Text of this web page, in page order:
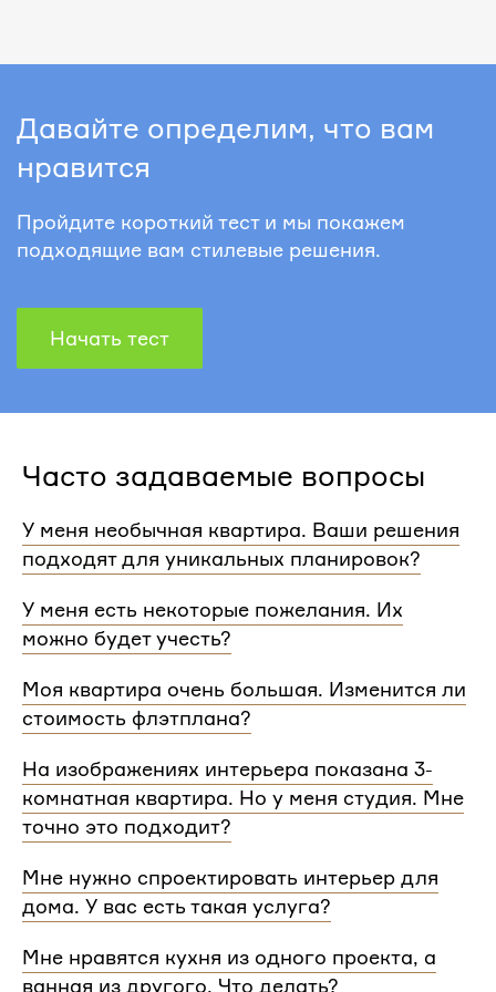
Давайте определим, что вам
нравится
Пройдите короткий тест и мы покажем
подходящие вам стилевые решения.
Начать тест
Часто задаваемые вопросы
У меня необычная квартира. Ваши решения
подходят для уникальных планировок?
планировки и учтем особенности вашей
квартиры.
У меня есть некоторые пожелания. Их
можно будет учесть?
согласуем с вами планировочное решение,
расстановку мебели и важные детали. Вы
дизайнером Flatplan
Моя квартира очень большая. Изменится ли
стоимость флэтплана?
площади. Однако если у вас многоэтажный дом
или квартира, нужно будет купить флэтплан для
каждого этажа.
На изображениях интерьера показана 3-
комнатная квартира. Но у меня студия. Мне
точно это подходит?
и учитываем все детали. Любой стиль интерьера
на нашем сайте может быть адаптирован для
количеством комнат
Мне нужно спроектировать интерьер для
дома. У вас есть такая услуга?
квартир, но и для домов. Стоимость также не
зависит от площади. Однако если у вас в доме
Мне нравятся кухня из одного проекта, а
ванная из другого. Что делать?